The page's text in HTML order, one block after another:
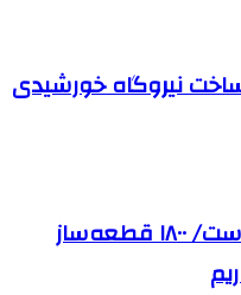
نیروگاه خورشیدی
بازار قطعه‌سازی رقابتی است/ ۱۸۰۰ قطعه‌ساز